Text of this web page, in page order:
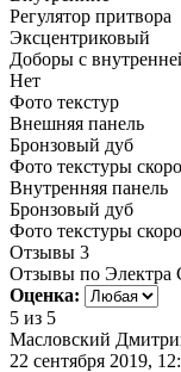
Регулятор притвора
Эксцентриковый
Доборы с
Нет
Фото текстур
Внешняя панель
Бронзовый дуб
Фото текстуры
Внутренняя панель
Бронзовый дуб
Фото текстуры
Отзывы 3
Отзывы по Электра
Оценка:
5 из 5
Масловский
22 сентября 2019,